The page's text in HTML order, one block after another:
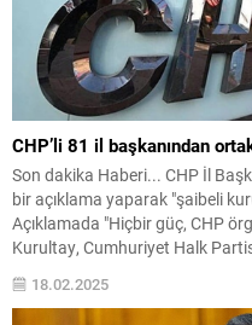
CHP’li 81 il başkanından
Son dakika Haberi... CHP İl
bir açıklama yaparak "şaibeli
Açıklamada "Hiçbir güç, CHP
Kurultay, Cumhuriyet Halk
şerefidir, onurudur" denildi.
18.02.2025